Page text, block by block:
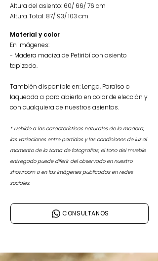
Altura del asiento: 60/ 66/ 76 cm
Altura Total: 87/ 93/ 103 cm
Material y color
En imágenes:
- Madera maciza de Petiribí con asiento
tapizado.
También disponible en: Lenga, Paraíso o
laqueada a poro abierto en color de elección y
con cualquiera de nuestros asientos.
* Debido a las características naturales de la madera,
las variaciones entre partidas y las condiciones de luz al
momento de la toma de fotografías, el tono del mueble
entregado puede diferir del observado en nuestro
showroom o en las imágenes publicadas en redes
sociales.
CONSULTANOS